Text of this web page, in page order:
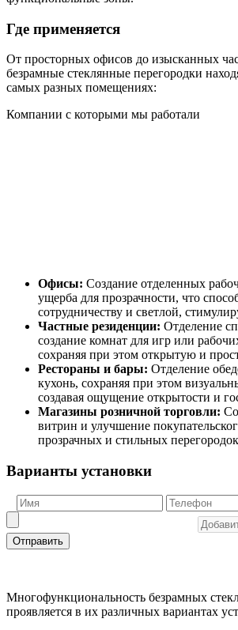
Где применяется
От просторных офисов до изысканных
безрамные стеклянные перегородки
самых разных помещениях:
Компании с которыми мы работали
Офисы: Создание отделенных
ущерба для прозрачности, что
сотрудничеству и светлой,
Частные резиденции: Отделение
создание комнат для игр или
сохраняя при этом открытую и
Рестораны и бары: Отделение
кухонь, сохраняя при этом
создавая ощущение открытости и
Магазины розничной торговли:
витрин и улучшение
прозрачных и стильных
Варианты установки
Отправить
Многофункциональность безрамных
проявляется в их различных вариантах